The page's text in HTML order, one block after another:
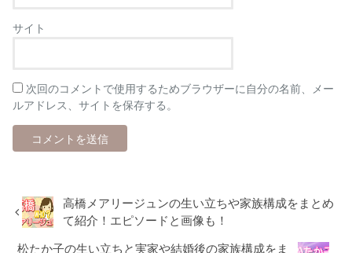
サイト
次回のコメントで使用するためブラウザーに自分の名前、メー
ルアドレス、サイトを保存する。
高橋メアリージュンの生い立ちや家族構成をまとめ
て紹介！エピソードと画像も！
松たか子の生い立ちと実家や結婚後の家族構成をま